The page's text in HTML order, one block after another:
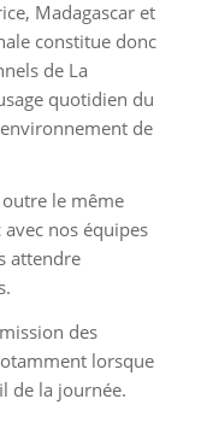
Madagascar et
constitue donc
de La
quotidien du
de
le même
nos équipes
attendre
des
lorsque
de la journée.